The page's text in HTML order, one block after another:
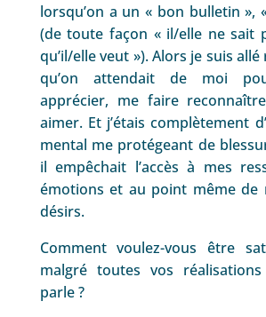
lorsqu’on a un « bon bulletin »,
(de toute façon « il/elle ne sait
qu’il/elle veut »). Alors je suis
qu’on attendait de moi
apprécier, me faire
aimer. Et j’étais complètement
mental me protégeant de
il empêchait l’accès à mes
émotions et au point même de
désirs.
Comment voulez-vous être
malgré toutes vos
parle ?